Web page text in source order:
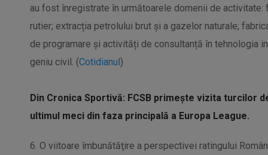
au fost înregistrate în următoarele domenii de
rutier; extracția petrolului brut și a gazelor naturale;
de programare și activități de consultanță în tehnologia
geniu civil. (Cotidianul)
Din Cronica Sportivă: FCSB primește vizita turcilor
ultimul meci din faza principală a Europa League.
6. O viitoare îmbunătăţire a perspectivei ratingului